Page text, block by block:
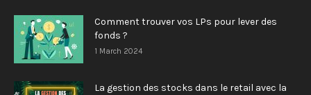
Comment trouver vos LPs pour lever des
fonds ?
1 March 2024
La gestion des stocks dans le retail avec la